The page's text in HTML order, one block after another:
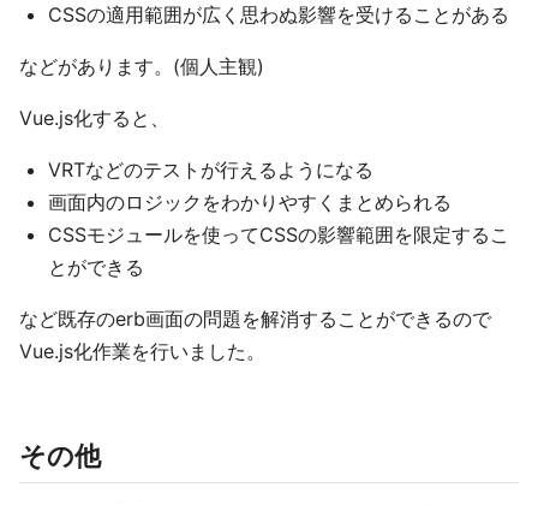
CSSの適用範囲が広く思わぬ影響を受けることがある
などがあります。(個人主観)
Vue.js化すると、
VRTなどのテストが行えるようになる
画面内のロジックをわかりやすくまとめられる
CSSモジュールを使ってCSSの影響範囲を限定するこ
とができる
など既存のerb画面の問題を解消することができるので
Vue.js化作業を行いました。
その他